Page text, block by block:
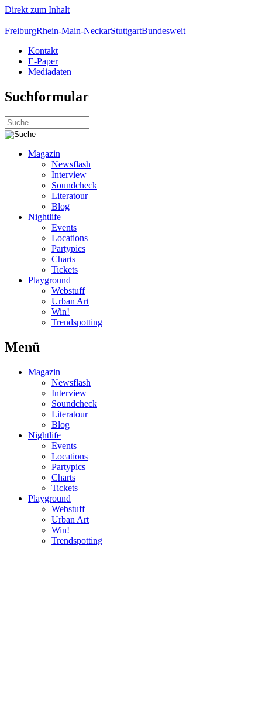
Direkt zum Inhalt
FreiburgRhein-Main-NeckarStuttgartBundesweit
Kontakt
E-Paper
Mediadaten
Suchformular
Magazin
Newsflash
Interview
Soundcheck
Literatour
Blog
Nightlife
Events
Locations
Partypics
Charts
Tickets
Playground
Webstuff
Urban Art
Win!
Trendspotting
Menü
Magazin
Newsflash
Interview
Soundcheck
Literatour
Blog
Nightlife
Events
Locations
Partypics
Charts
Tickets
Playground
Webstuff
Urban Art
Win!
Trendspotting